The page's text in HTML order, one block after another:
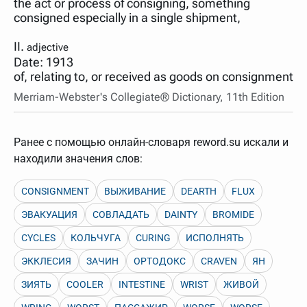
нужно будет нажать на кнопку "Найти".
Для более сложных случаев существует возможность
написать в строке запроса "Пушкин поэт" и нажать
"Найти", выведутся все словарные статьи о поэте
Пушкине, но не о городе.
неизвестные буквы. Например, в кроссворде есть
слово "***м***ов", в задании "русский поэт 19 века".
кавычек). Нажимаем "Найти" и получаем статью
словарь вверх или вниз за прямоугольник слева от
названия словаря. Также можно выключать ненужные
словари.
the act or process of consigning, something
consigned especially in a single shipment,
II. adjective
Date: 1913
of, relating to, or received as goods on consignment
Merriam-Webster's Collegiate® Dictionary, 11th Edition
Ранее с помощью онлайн-словаря reword.su искали и
находили значения слов:
CONSIGNMENT ВЫЖИВАНИЕ DEARTH FLUX
ЭВАКУАЦИЯ СОВЛАДАТЬ DAINTY BROMIDE
CYCLES КОЛЬЧУГА CURING ИСПОЛНЯТЬ
ЭККЛЕСИЯ ЗАЧИН ОРТОДОКС CRAVEN ЯН
ЗИЯТЬ COOLER INTESTINE WRIST ЖИВОЙ